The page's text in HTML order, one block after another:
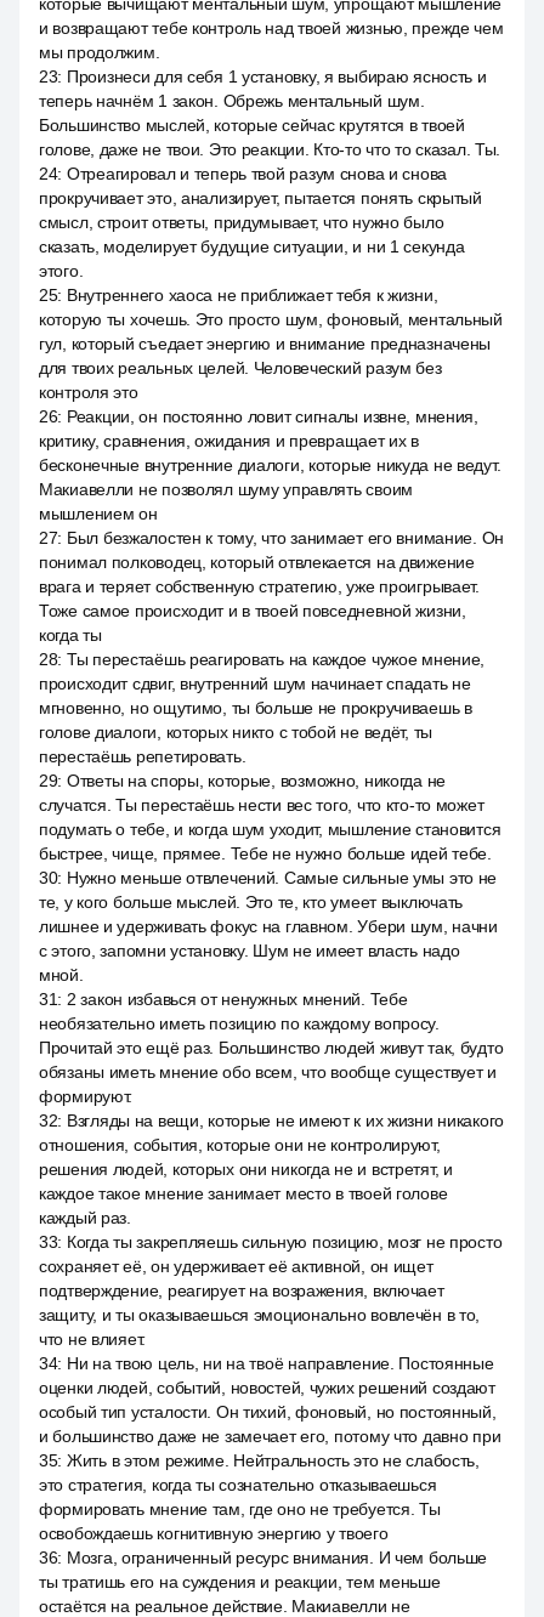
и возвращают тебе контроль над твоей жизнью, прежде чем
мы продолжим.
23: Произнеси для себя 1 установку, я выбираю ясность и
теперь начнём 1 закон. Обрежь ментальный шум.
Большинство мыслей, которые сейчас крутятся в твоей
голове, даже не твои. Это реакции. Кто-то что то сказал. Ты.
24: Отреагировал и теперь твой разум снова и снова
прокручивает это, анализирует, пытается понять скрытый
смысл, строит ответы, придумывает, что нужно было
сказать, моделирует будущие ситуации, и ни 1 секунда
этого.
25: Внутреннего хаоса не приближает тебя к жизни,
которую ты хочешь. Это просто шум, фоновый, ментальный
гул, который съедает энергию и внимание предназначены
для твоих реальных целей. Человеческий разум без
контроля это
26: Реакции, он постоянно ловит сигналы извне, мнения,
критику, сравнения, ожидания и превращает их в
бесконечные внутренние диалоги, которые никуда не ведут.
Макиавелли не позволял шуму управлять своим
мышлением он
27: Был безжалостен к тому, что занимает его внимание. Он
понимал полководец, который отвлекается на движение
врага и теряет собственную стратегию, уже проигрывает.
Тоже самое происходит и в твоей повседневной жизни,
когда ты
28: Ты перестаёшь реагировать на каждое чужое мнение,
происходит сдвиг, внутренний шум начинает спадать не
мгновенно, но ощутимо, ты больше не прокручиваешь в
голове диалоги, которых никто с тобой не ведёт, ты
перестаёшь репетировать.
29: Ответы на споры, которые, возможно, никогда не
случатся. Ты перестаёшь нести вес того, что кто-то может
подумать о тебе, и когда шум уходит, мышление становится
быстрее, чище, прямее. Тебе не нужно больше идей тебе.
30: Нужно меньше отвлечений. Самые сильные умы это не
те, у кого больше мыслей. Это те, кто умеет выключать
лишнее и удерживать фокус на главном. Убери шум, начни
с этого, запомни установку. Шум не имеет власть надо
мной.
31: 2 закон избавься от ненужных мнений. Тебе
необязательно иметь позицию по каждому вопросу.
Прочитай это ещё раз. Большинство людей живут так, будто
обязаны иметь мнение обо всем, что вообще существует и
формируют.
32: Взгляды на вещи, которые не имеют к их жизни никакого
отношения, события, которые они не контролируют,
решения людей, которых они никогда не и встретят, и
каждое такое мнение занимает место в твоей голове
каждый раз.
33: Когда ты закрепляешь сильную позицию, мозг не просто
сохраняет её, он удерживает её активной, он ищет
подтверждение, реагирует на возражения, включает
защиту, и ты оказываешься эмоционально вовлечён в то,
что не влияет.
34: Ни на твою цель, ни на твоё направление. Постоянные
оценки людей, событий, новостей, чужих решений создают
особый тип усталости. Он тихий, фоновый, но постоянный,
и большинство даже не замечает его, потому что давно при
35: Жить в этом режиме. Нейтральность это не слабость,
это стратегия, когда ты сознательно отказываешься
формировать мнение там, где оно не требуется. Ты
освобождаешь когнитивную энергию у твоего
36: Мозга, ограниченный ресурс внимания. И чем больше
ты тратишь его на суждения и реакции, тем меньше
остаётся на реальное действие. Макиавелли не